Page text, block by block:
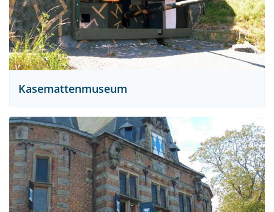
Kasemattenmuseum